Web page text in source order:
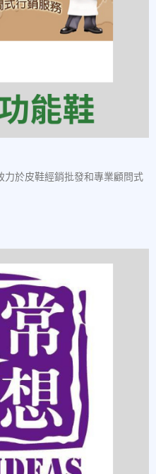
力於皮鞋經銷批發和專業顧問式